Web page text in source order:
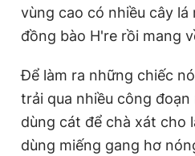
vùng cao có nhiều cây lá
đồng bào H're rồi mang
Để làm ra những chiếc
trải qua nhiều công
dùng cát để chà xát cho
dùng miếng gang hơ